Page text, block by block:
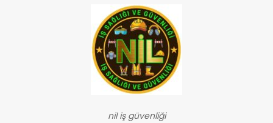
nil iş güvenliği